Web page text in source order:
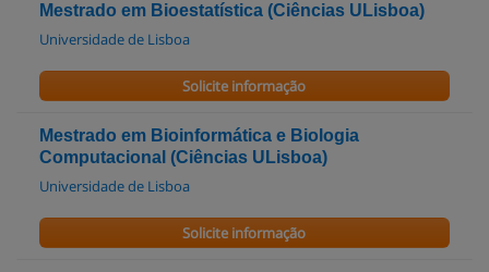
Mestrado em Bioestatística (Ciências ULisboa)
Universidade de Lisboa
Solicite informação
Mestrado em Bioinformática e Biologia
Computacional (Ciências ULisboa)
Universidade de Lisboa
Solicite informação